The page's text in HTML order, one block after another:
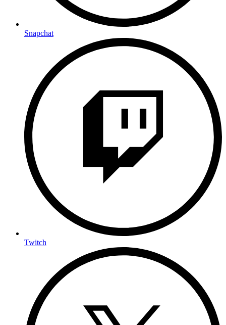
Snapchat
Twitch